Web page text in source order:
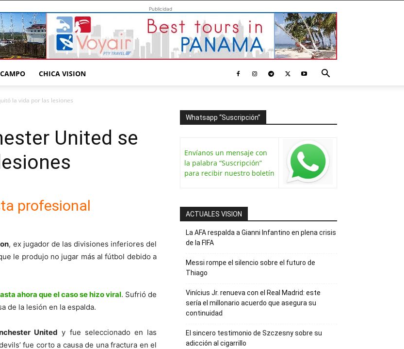
Publicidad
CHICA VISION
la vida por las lesiones
United se
profesional
, ex jugador de las divisiones inferiores del
le produjo no jugar más al fútbol debido a
ahora que el caso se hizo viral. Sufrió de
de la lesión en la espalda.
United y fue seleccionado en las
fue corto a causa de una fractura en el
Whatsapp “Suscripción”
Envíanos un mensaje con
la palabra “Suscripción”
para recibir nuestro boletín
ACTUALES VISION
La AFA respalda a Gianni Infantino en plena crisis
de la FIFA
Messi rompe el silencio sobre el futuro de
Thiago
Vinícius Jr. renueva con el Real Madrid: este
sería el millonario acuerdo que asegura su
continuidad
El sincero testimonio de Szczesny sobre su
adicción al cigarrillo